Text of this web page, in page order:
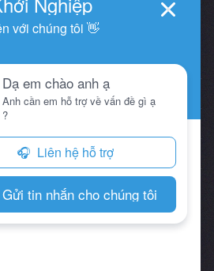
chung
thanh toán
giao nhận/cài đặt
Bảo Trì Theme
Tiền Sản Phẩm
bán theme wordpress chuẩn